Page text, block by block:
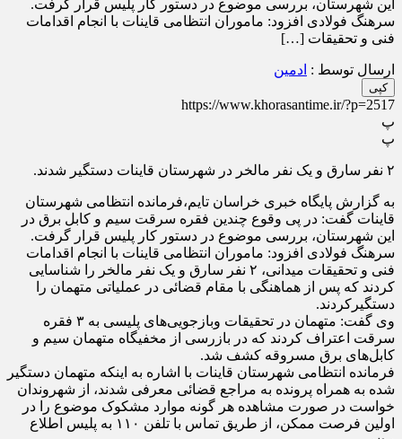
این شهرستان، بررسی موضوع در دستور کار پلیس قرار گرفت.
سرهنگ فولادی افزود: ماموران انتظامی قاینات با انجام اقدامات
فنی و تحقیقات […]
ارسال توسط : ادمین
کپی
https://www.khorasantime.ir/?p=2517
پ
پ
۲ نفر سارق و یک نفر مالخر در شهرستان قاینات دستگیر شدند.
به گزارش پایگاه خبری خراسان تایم،فرمانده انتظامی شهرستان
قاینات گفت: در پی وقوع چندین فقره سرقت سیم و کابل برق در
این شهرستان، بررسی موضوع در دستور کار پلیس قرار گرفت.
سرهنگ فولادی افزود: ماموران انتظامی قاینات با انجام اقدامات
فنی و تحقیقات میدانی، ۲ نفر سارق و یک نفر مالخر را شناسایی
کردند که پس از هماهنگی با مقام قضائی در عملیاتی متهمان را
دستگیرکردند.
وی گفت: متهمان در تحقیقات وبازجویی‌های پلیسی به ۳ فقره
سرقت اعتراف کردند که در بازرسی از مخفیگاه متهمان سیم و
کابل‌های برق مسروقه کشف شد.
فرمانده انتظامی شهرستان قاینات با اشاره به اینکه متهمان دستگیر
شده به همراه پرونده به مراجع قضائی معرفی شدند، از شهروندان
خواست در صورت مشاهده هر گونه موارد مشکوک موضوع را در
اولین فرصت ممکن، از طریق تماس با تلفن ۱۱۰ به پلیس اطلاع